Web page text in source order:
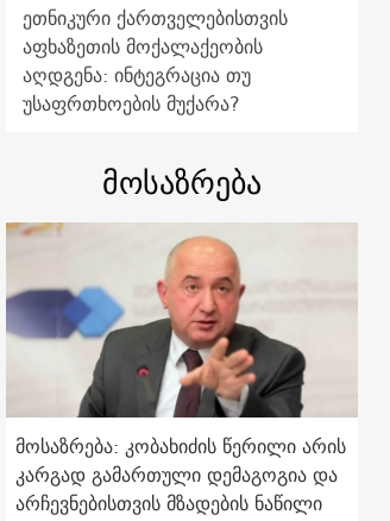
ეთნიკური ქართველებისთვის
აფხაზეთის მოქალაქეობის
აღდგენა: ინტეგრაცია თუ
უსაფრთხოების მუქარა?
მოსაზრება
მოსაზრება: კობახიძის წერილი არის
კარგად გამართული დემაგოგია და
არჩევნებისთვის მზადების ნაწილი